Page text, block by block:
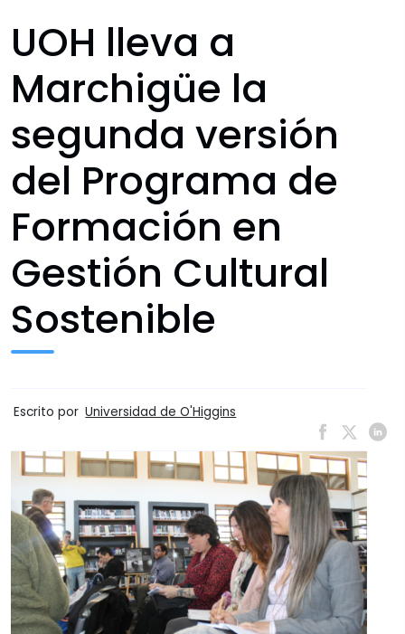
UOH lleva a
Marchigüe la
segunda versión
del Programa de
Formación en
Gestión Cultural
Sostenible
Escrito por Universidad de O'Higgins